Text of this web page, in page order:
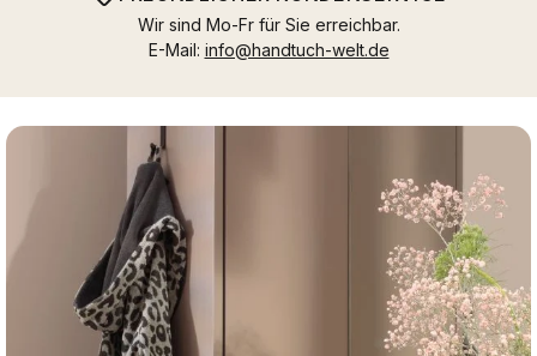
Wir sind Mo-Fr für Sie erreichbar.
E-Mail: info@handtuch-welt.de